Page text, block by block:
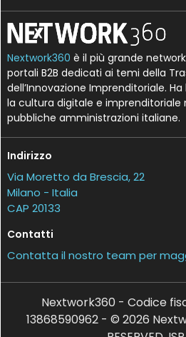
Nextwork360 è il più grande
portali B2B dedicati ai temi della
dell’Innovazione Imprenditoriale.
la cultura digitale e imprenditoriale
pubbliche amministrazioni italiane.
Indirizzo
Via Moretto da Brescia, 22
Milano - Italia
CAP 20133
Contatti
Contatta il nostro team per
Nextwork360 - Codice
13868590962 - © 2026